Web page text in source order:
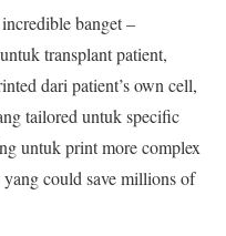
banget –
transplant patient,
dari patient’s own cell,
tailored untuk specific
untuk print more complex
could save millions of